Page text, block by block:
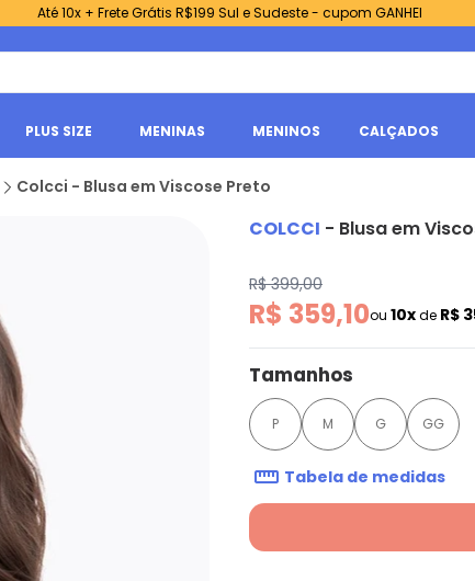
Até 10x + Frete Grátis R$199 Sul e Sudeste - cupom GANHEI
PLUS SIZE MENINAS MENINOS CALÇADOS
Colcci - Blusa em Viscose Preto
COLCCI - Blusa em
R$ 399,00
R$ 359,10ou 10xde R$
Tamanhos
P M G GG
Tabela de medidas